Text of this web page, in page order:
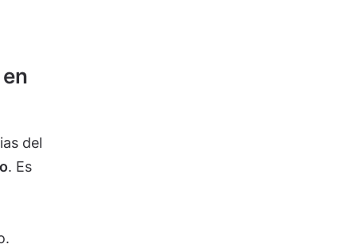
del
. Es